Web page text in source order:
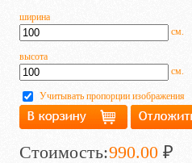
ширина
см.
высота
см.
Учитывать пропорции изображения
Стоимость:990.00 ₽